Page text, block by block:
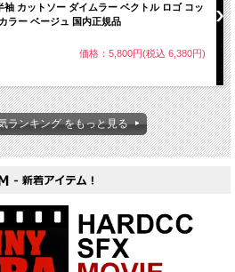
袖 カットソー ダイムラー ベクトル ロゴ コッ
ラー ベージュ 国内正規品
価格：5,800円(税込 6,380円)
LEVEL6 人気ランキング をもっと見る